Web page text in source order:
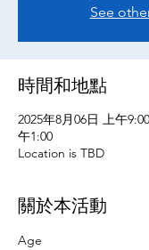
See
時間和地點
2025年8月06日 上午
午1:00
Location is TBD
關於本活動
Age